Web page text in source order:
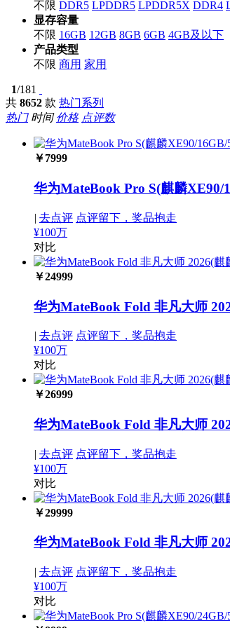
不限 DDR5 LPDDR5 LPDDR5X DDR4
显存容量
不限 16GB 12GB 8GB 6GB 4GB及以下
产品类型
不限 商用 家用
1/181
共 8652 款 热门系列
热门 时间 价格 点评数
￥7999
华为MateBook Pro S(麒麟XE90/
| 去点评 点评留下，奖品抱走
¥100万
对比
￥24999
华为MateBook Fold 非凡大师
| 去点评 点评留下，奖品抱走
¥100万
对比
￥26999
华为MateBook Fold 非凡大师
| 去点评 点评留下，奖品抱走
¥100万
对比
￥29999
华为MateBook Fold 非凡大师
| 去点评 点评留下，奖品抱走
¥100万
对比